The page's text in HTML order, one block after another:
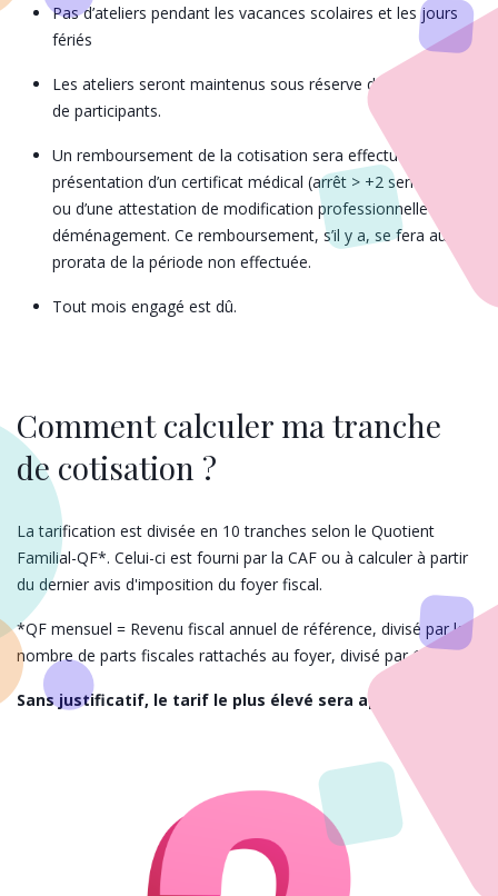
Pas d’ateliers pendant les vacances scolaires et les jours
fériés
Les ateliers seront maintenus sous réserve d’un minimum
de participants.
Un remboursement de la cotisation sera effectué sur
présentation d’un certificat médical (arrêt > +2 semaines)
ou d’une attestation de modification professionnelle ou de
déménagement. Ce remboursement, s’il y a, se fera au
prorata de la période non effectuée.
Tout mois engagé est dû.
Comment calculer ma tranche
de cotisation ?
La tarification est divisée en 10 tranches selon le Quotient
Familial-QF*. Celui-ci est fourni par la CAF ou à calculer à partir
du dernier avis d'imposition du foyer fiscal.
*QF mensuel = Revenu fiscal annuel de référence, divisé par le
nombre de parts fiscales rattachés au foyer, divisé par 12.
Sans justificatif, le tarif le plus élevé sera appliqué.